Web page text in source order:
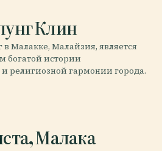
Клин
Малакке, Малайзия, является
богатой истории
религиозной гармонии города.
Малака